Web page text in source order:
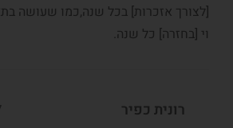
[לצורך אזכרות] בכל שנה,כמו שעושה
וי [בחזרה] כל שנה.
רונית כפיר